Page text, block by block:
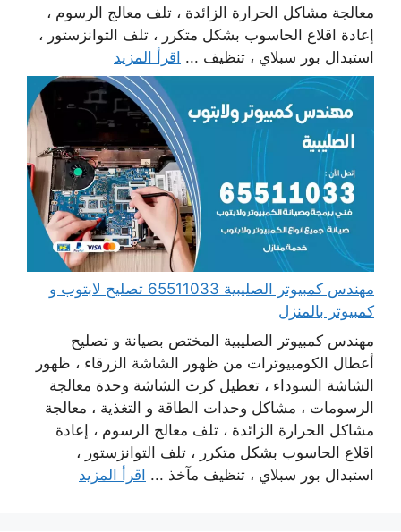
معالجة مشاكل الحرارة الزائدة ، تلف معالج الرسوم ،
إعادة اقلاع الحاسوب بشكل متكرر ، تلف التوانزستور ،
استبدال بور سبلاي ، تنظيف ... اقرأ المزيد
مهندس كمبيوتر الصليبية 65511033 تصليح لابتوب و
كمبيوتر بالمنزل
مهندس كمبيوتر الصليبية المختص بصيانة و تصليح
أعطال الكومبيوترات من ظهور الشاشة الزرقاء ، ظهور
الشاشة السوداء ، تعطيل كرت الشاشة وحدة معالجة
الرسومات ، مشاكل وحدات الطاقة و التغذية ، معالجة
مشاكل الحرارة الزائدة ، تلف معالج الرسوم ، إعادة
اقلاع الحاسوب بشكل متكرر ، تلف التوانزستور ،
استبدال بور سبلاي ، تنظيف مآخذ ... اقرأ المزيد